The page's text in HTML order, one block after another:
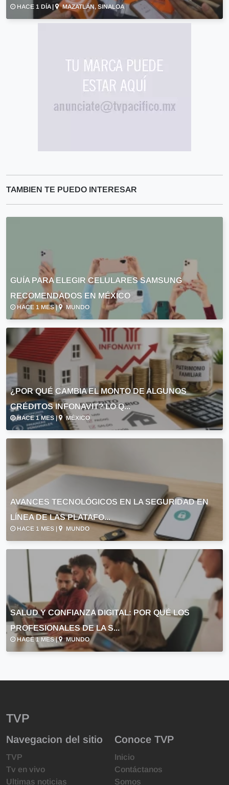
HACE 1 DÍA | MAZATLÁN, SINALOA
TAMBIEN TE PUEDO INTERESAR
GUÍA PARA ELEGIR CELULARES SAMSUNG
RECOMENDADOS EN MÉXICO
HACE 1 MES | MUNDO
¿POR QUÉ CAMBIA EL MONTO DE ALGUNOS
CRÉDITOS INFONAVIT? LO Q...
HACE 1 MES | MÉXICO
AVANCES TECNOLÓGICOS EN LA SEGURIDAD EN
LÍNEA DE LAS PLATAFO...
HACE 1 MES | MUNDO
SALUD Y CONFIANZA DIGITAL: POR QUÉ LOS
PROFESIONALES DE LA S...
HACE 1 MES | MUNDO
TVP
Navegacion del sitio
TVP
Tv en vivo
Ultimas noticias
Conoce TVP
Inicio
Contáctanos
Somos